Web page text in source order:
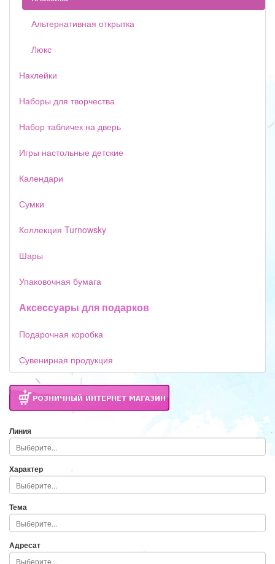
Альтернативная открытка
Люкс
Наклейки
Наборы для творчества
Набор табличек на дверь
Игры настольные детские
Календари
Сумки
Коллекция Turnowsky
Шары
Упаковочная бумага
Аксессуары для подарков
Подарочная коробка
Сувенирная продукция
Линия
Характер
Тема
Адресат